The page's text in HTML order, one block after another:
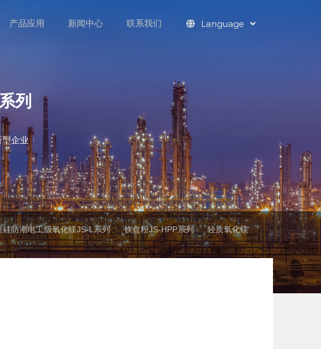
Language
产品应用 新闻中心 联系我们
列
企业
硅防潮电工级氧化镁JS-L系列 铁盘粉JS-HPP系列 轻质氧化镁